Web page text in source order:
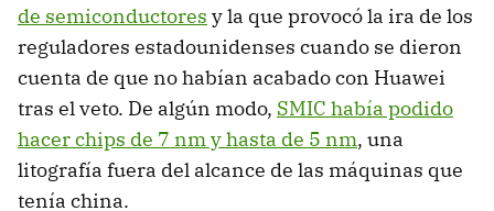
de semiconductores y la que provocó la ira de los
reguladores estadounidenses cuando se dieron
cuenta de que no habían acabado con Huawei
tras el veto. De algún modo, SMIC había podido
hacer chips de 7 nm y hasta de 5 nm, una
litografía fuera del alcance de las máquinas que
tenía china.